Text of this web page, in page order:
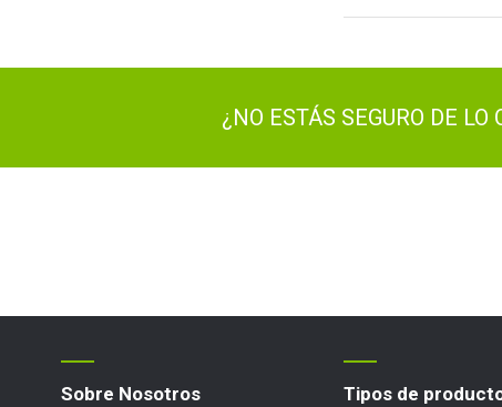
¿NO ESTÁS SEGURO DE LO
Sobre Nosotros Tipos de